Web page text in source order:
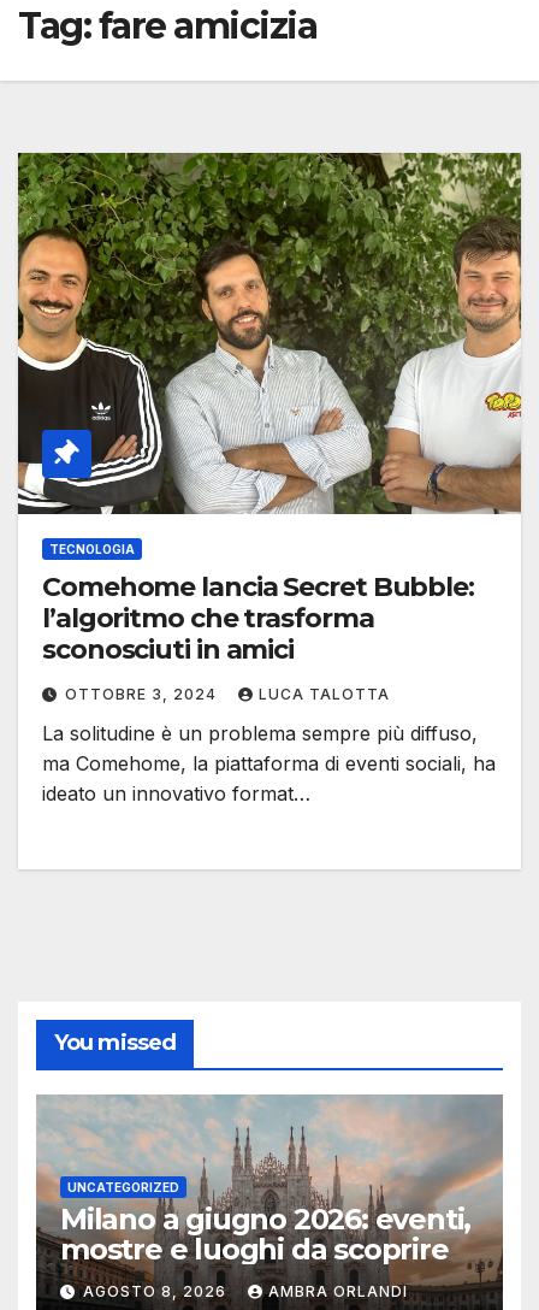
Tag:fare amicizia
TECNOLOGIA
Comehome lancia Secret Bubble:
l’algoritmo che trasforma
sconosciuti in amici
OTTOBRE 3, 2024 LUCA TALOTTA
La solitudine è un problema sempre più diffuso,
ma Comehome, la piattaforma di eventi sociali, ha
ideato un innovativo format…
You missed
UNCATEGORIZED
Milano a giugno 2026: eventi,
mostre e luoghi da scoprire
AGOSTO 8, 2026 AMBRA ORLANDI